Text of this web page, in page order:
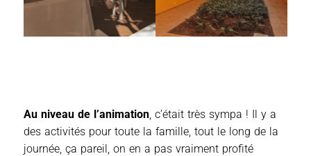
Au niveau de l’animation, c’était très sympa ! Il y a
des activités pour toute la famille, tout le long de la
journée, ça pareil, on en a pas vraiment profité